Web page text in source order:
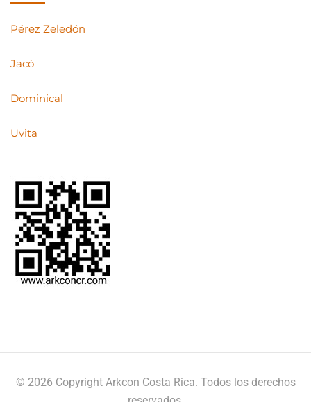
Pérez Zeledón
Jacó
Dominical
Uvita
© 2026 Copyright Arkcon Costa Rica. Todos los derechos